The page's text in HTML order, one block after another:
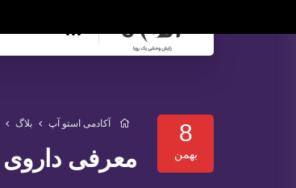
8
بهمن
آکادمی استو آپ بلاگ
معرفی داروی Cisplatin | درمان سرطان مثانه